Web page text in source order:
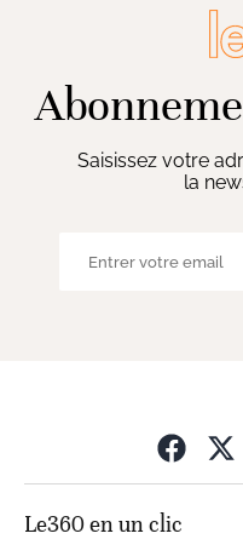
Saisissez votre
la
Le360 en un clic